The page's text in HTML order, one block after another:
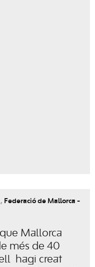
, Federació de Mallorca -
Mallorca
més de 40
hagi creat